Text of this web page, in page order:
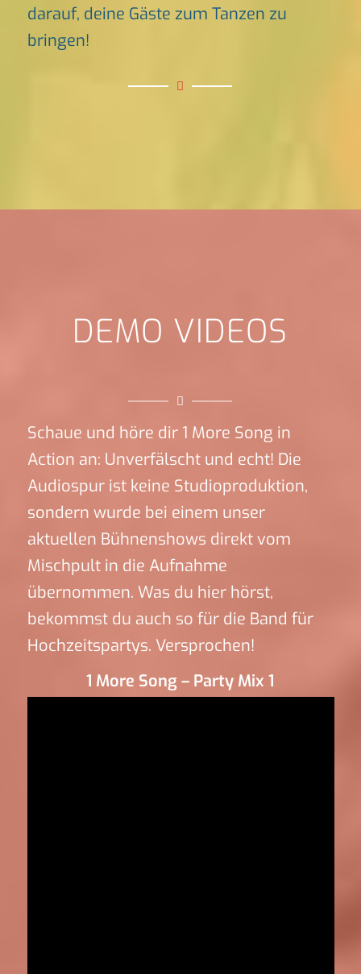
darauf, deine Gäste zum Tanzen zu
bringen!
DEMO VIDEOS
Schaue und höre dir 1 More Song in
Action an: Unverfälscht und echt! Die
Audiospur ist keine Studioproduktion,
sondern wurde bei einem unser
aktuellen Bühnenshows direkt vom
Mischpult in die Aufnahme
übernommen. Was du hier hörst,
bekommst du auch so für die Band für
Hochzeitspartys. Versprochen!
1 More Song – Party Mix 1